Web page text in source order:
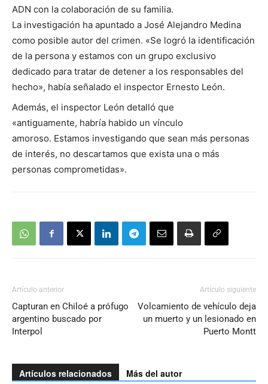
ADN con la colaboración de su familia.
La investigación ha apuntado a José Alejandro Medina
como posible autor del crimen. «Se logró la identificación
de la persona y estamos con un grupo exclusivo
dedicado para tratar de detener a los responsables del
hecho», había señalado el inspector Ernesto León.
Además, el inspector León detalló que
«antiguamente, habría habido un vínculo
amoroso. Estamos investigando que sean más personas
de interés, no descartamos que exista una o más
personas comprometidas».
Artículo anterior
Capturan en Chiloé a prófugo
argentino buscado por
Interpol
Artículo siguiente
Volcamiento de vehículo deja
un muerto y un lesionado en
Puerto Montt
Artículos relacionados Más del autor